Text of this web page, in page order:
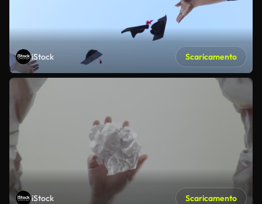
iStock Scaricamento
iStock Scaricamento